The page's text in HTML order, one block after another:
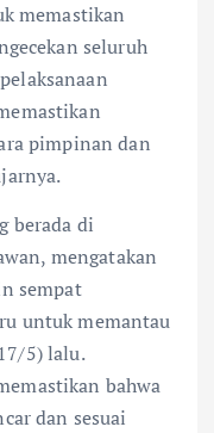
memastikan
seluruh
pimpinan dan
berada di
mengatakan
sempat
untuk memantau
5) lalu.
bahwa
dan sesuai